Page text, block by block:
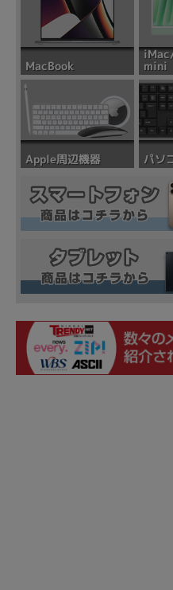
MacBook mini
Apple周辺機器 パソ